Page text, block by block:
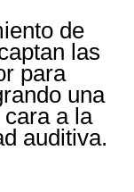
de
las
para
una
a la
auditiva.